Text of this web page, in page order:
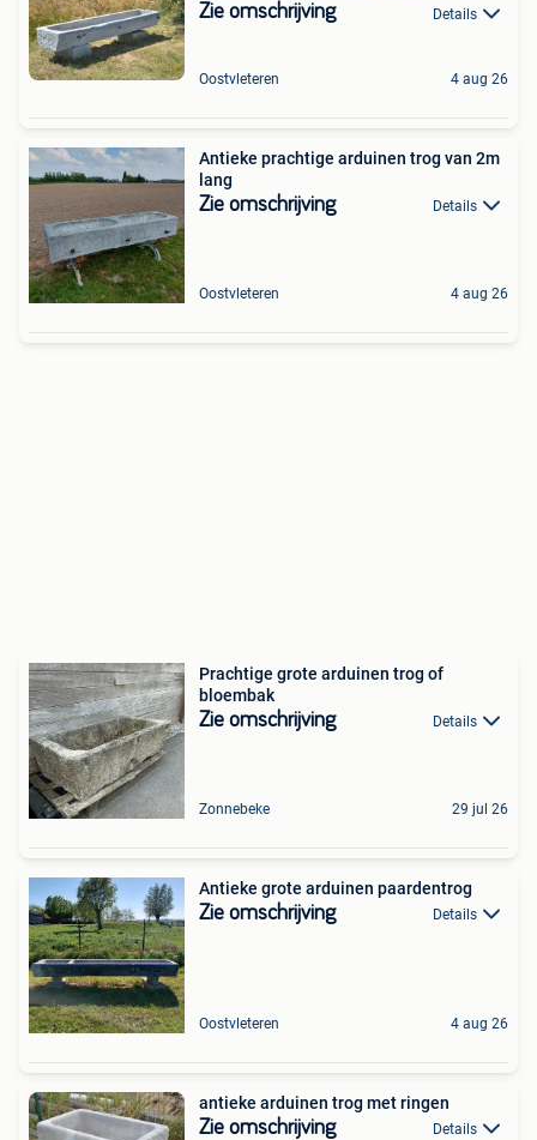
Zie omschrijving Details
Oostvleteren 4 aug 26
Antieke prachtige arduinen trog van 2m
lang
Zie omschrijving Details
Oostvleteren 4 aug 26
Prachtige grote arduinen trog of
bloembak
Zie omschrijving Details
Zonnebeke 29 jul 26
Antieke grote arduinen paardentrog
Zie omschrijving Details
Oostvleteren 4 aug 26
antieke arduinen trog met ringen
Zie omschrijving Details